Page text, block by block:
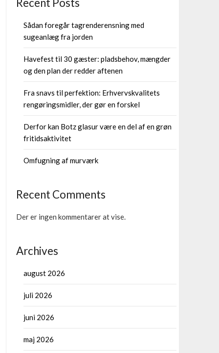
Recent Posts
Sådan foregår tagrenderensning med
sugeanlæg fra jorden
Havefest til 30 gæster: pladsbehov, mængder
og den plan der redder aftenen
Fra snavs til perfektion: Erhvervskvalitets
rengøringsmidler, der gør en forskel
Derfor kan Botz glasur være en del af en grøn
fritidsaktivitet
Omfugning af murværk
Recent Comments
Der er ingen kommentarer at vise.
Archives
august 2026
juli 2026
juni 2026
maj 2026